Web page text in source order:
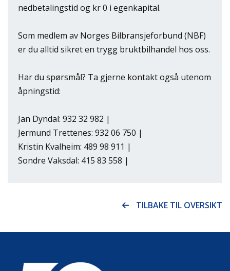
nedbetalingstid og kr 0 i egenkapital.
Som medlem av Norges Bilbransjeforbund (NBF)
er du alltid sikret en trygg bruktbilhandel hos oss.
Har du spørsmål? Ta gjerne kontakt også utenom
åpningstid:
Jan Dyndal: 932 32 982 |
Jermund Trettenes: 932 06 750 |
Kristin Kvalheim: 489 98 911 |
Sondre Vaksdal: 415 83 558 |
TILBAKE TIL OVERSIKT